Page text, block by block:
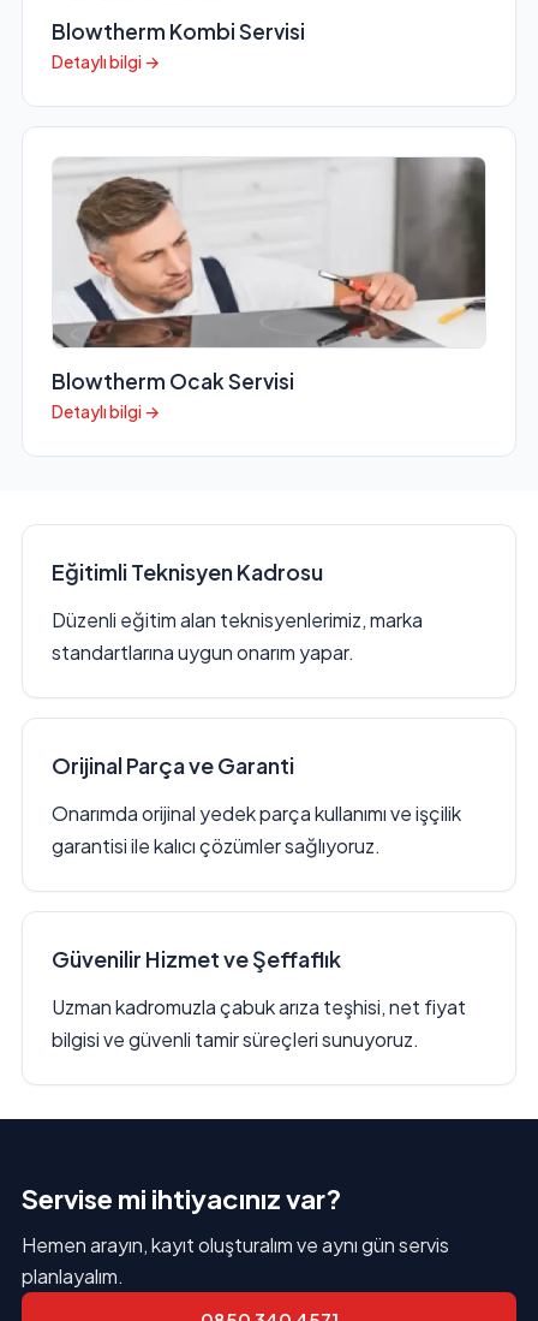
Blowtherm Kombi Servisi
Detaylı bilgi →
Blowtherm Ocak Servisi
Detaylı bilgi →
Eğitimli Teknisyen Kadrosu
Düzenli eğitim alan teknisyenlerimiz, marka
standartlarına uygun onarım yapar.
Orijinal Parça ve Garanti
Onarımda orijinal yedek parça kullanımı ve işçilik
garantisi ile kalıcı çözümler sağlıyoruz.
Güvenilir Hizmet ve Şeffaflık
Uzman kadromuzla çabuk arıza teşhisi, net fiyat
bilgisi ve güvenli tamir süreçleri sunuyoruz.
Servise mi ihtiyacınız var?
Hemen arayın, kayıt oluşturalım ve aynı gün servis
planlayalım.